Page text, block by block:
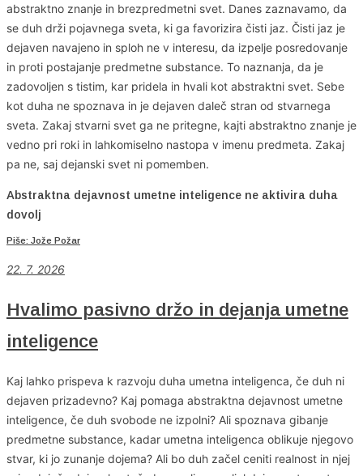
abstraktno znanje in brezpredmetni svet. Danes zaznavamo, da
se duh drži pojavnega sveta, ki ga favorizira čisti jaz. Čisti jaz je
dejaven navajeno in sploh ne v interesu, da izpelje posredovanje
in proti postajanje predmetne substance. To naznanja, da je
zadovoljen s tistim, kar pridela in hvali kot abstraktni svet. Sebe
kot duha ne spoznava in je dejaven daleč stran od stvarnega
sveta. Zakaj stvarni svet ga ne pritegne, kajti abstraktno znanje je
vedno pri roki in lahkomiselno nastopa v imenu predmeta. Zakaj
pa ne, saj dejanski svet ni pomemben.
Abstraktna dejavnost umetne inteligence ne aktivira duha
dovolj
Piše: Jože Požar
22. 7. 2026
Hvalimo pasivno držo in dejanja umetne
inteligence
Kaj lahko prispeva k razvoju duha umetna inteligenca, če duh ni
dejaven prizadevno? Kaj pomaga abstraktna dejavnost umetne
inteligence, če duh svobode ne izpolni? Ali spoznava gibanje
predmetne substance, kadar umetna inteligenca oblikuje njegovo
stvar, ki jo zunanje dojema? Ali bo duh začel ceniti realnost in njej